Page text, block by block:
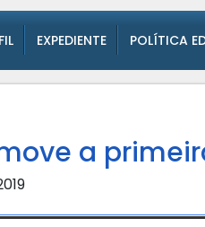
EXPEDIENTE POLÍTICA
a